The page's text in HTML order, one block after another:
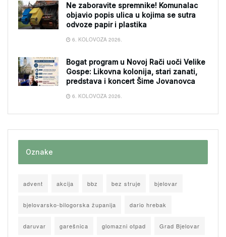
Ne zaboravite spremnike! Komunalac
objavio popis ulica u kojima se sutra
odvoze papir i plastika
6. KOLOVOZA 2026.
Bogat program u Novoj Rači uoči Velike
Gospe: Likovna kolonija, stari zanati,
predstava i koncert Šime Jovanovca
6. KOLOVOZA 2026.
Oznake
advent akcija bbz bez struje bjelovar
bjelovarsko-bilogorska županija dario hrebak
daruvar garešnica glomazni otpad Grad Bjelovar